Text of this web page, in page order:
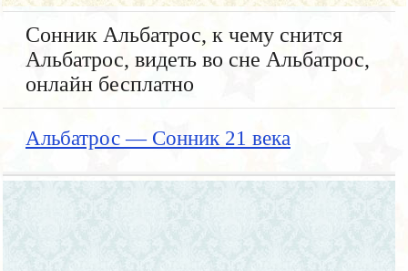
Сонник Альбатрос, к чему снится
Альбатрос, видеть во сне Альбатрос,
онлайн бесплатно
Альбатрос — Сонник 21 века